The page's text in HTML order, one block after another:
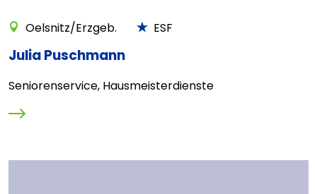
Oelsnitz/Erzgeb. ESF
Julia Puschmann
Seniorenservice, Hausmeisterdienste